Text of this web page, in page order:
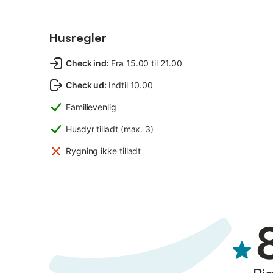
Husregler
Check ind: Fra 15.00 til 21.00
Check ud: Indtil 10.00
Familievenlig
Husdyr tilladt (max. 3)
Rygning ikke tilladt